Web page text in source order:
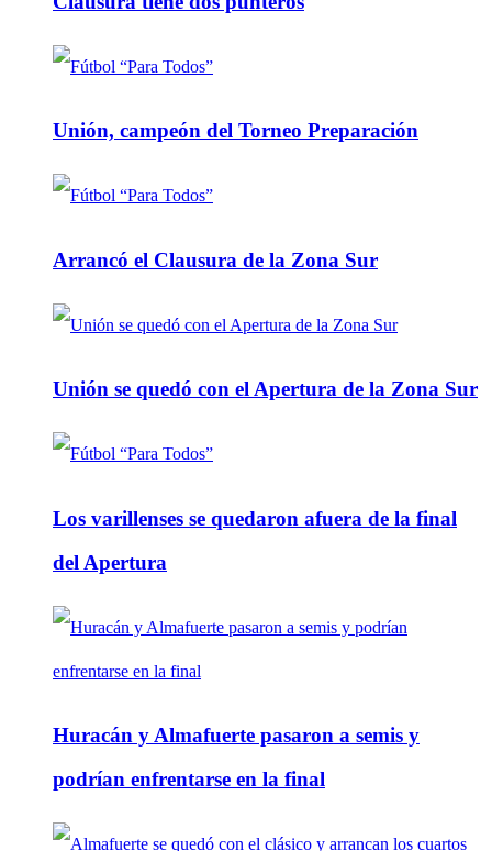
Unión, campeón del Torneo Preparación
Arrancó el Clausura de la Zona Sur
Unión se quedó con el Apertura de la Zona Sur
Los varillenses se quedaron afuera de la final
del Apertura
Huracán y Almafuerte pasaron a semis y
podrían enfrentarse en la final